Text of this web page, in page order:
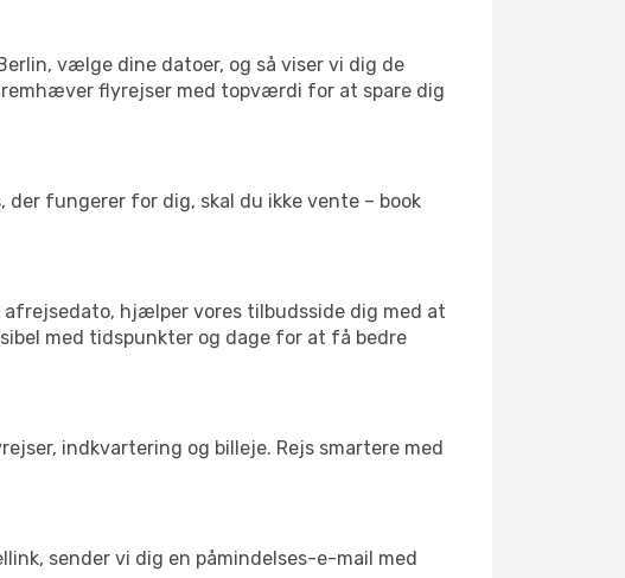
vælge dine datoer, og så viser vi dig de
flyrejser med topværdi for at spare dig
fungerer for dig, skal du ikke vente – book
hjælper vores tilbudsside dig med at
med tidspunkter og dage for at få bedre
indkvartering og billeje. Rejs smartere med
sender vi dig en påmindelses-e-mail med